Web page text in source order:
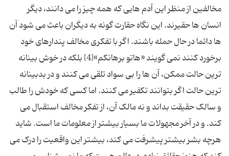
مخالفین از منظر این آدم هایی که همه چیز را می دانند، دیگر
انسان ها حقیرند. این نگاه حقارت گونه به دیگران باعث می شود آن
ها دائما در حال حمله باشند. اگر با تفکری مخالف پندارهای خود
برخورد کنند نمی گویند «هاتو برهانکم»[4] بلکه در خوش بینانه
ترین حالت ممکن، آن ها را بی سواد تلقی می کنند و در بدبینانه
ترین حالت اگر بتوانند تکفیر می کنند. اما کسی که خودش را طالب
و سالک حقیقت بداند و نه مالک آن، از تفکر مخالف استقبال می
کند. و در آخر مجهولات ما بسیار بیشتر از معلومات ما است. شاید
هرچه بشر بیشتر پیشرفت می کند، بیشتر این واقعیت را درک می